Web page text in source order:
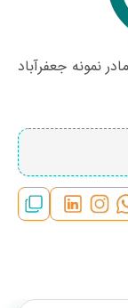
نمونه جعفرآباد